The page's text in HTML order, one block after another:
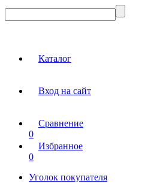
Каталог
Вход на сайт
Сравнение
0
Избранное
0
Уголок покупателя